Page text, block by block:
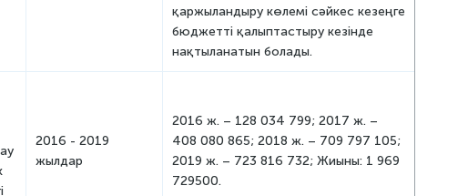
қаржыландыру көлемі сәйкес кезеңге
бюджетті қалыптастыру кезінде
нақтыланатын болады.
2016 - 2019
жылдар
2016 ж. – 128 034 799; 2017 ж. –
408 080 865; 2018 ж. – 709 797 105;
2019 ж. – 723 816 732; Жиыны: 1 969
729500.